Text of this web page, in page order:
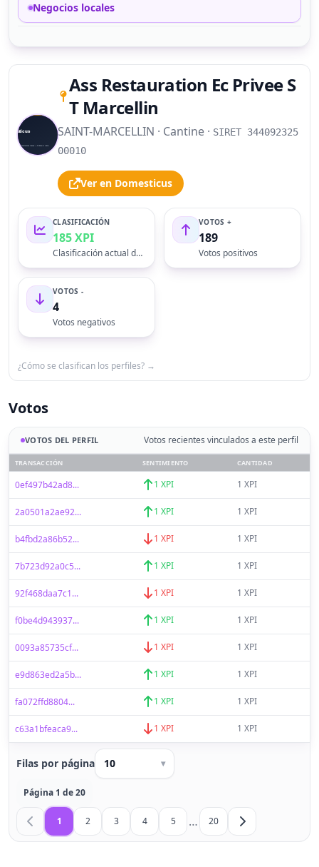
Negocios locales
Ass Restauration Ec Privee S
T Marcellin
SAINT-MARCELLIN · Cantine · SIRET 344092325
00010
Ver en Domesticus
CLASIFICACIÓN
185 XPI
Clasificación actual del perfil
VOTOS +
189
Votos positivos
VOTOS -
4
Votos negativos
¿Cómo se clasifican los perfiles? →
Votos
VOTOS DEL PERFIL Votos recientes vinculados a este perfil
TRANSACCIÓN SENTIMIENTO CANTIDAD
0ef497b42ad8... 1 XPI 1 XPI
2a0501a2ae92... 1 XPI 1 XPI
b4fbd2a86b52... 1 XPI 1 XPI
7b723d92a0c5... 1 XPI 1 XPI
92f468daa7c1... 1 XPI 1 XPI
f0be4d943937... 1 XPI 1 XPI
0093a85735cf... 1 XPI 1 XPI
e9d863ed2a5b... 1 XPI 1 XPI
fa072ffd8804... 1 XPI 1 XPI
c63a1bfeaca9... 1 XPI 1 XPI
Filas por página 10 ▾
Página 1 de 20
1 2 3 4 5 … 20